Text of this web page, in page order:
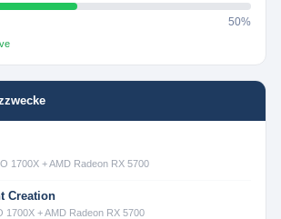
50%
1700X + AMD Radeon RX 5700
Creation
1700X + AMD Radeon RX 5700